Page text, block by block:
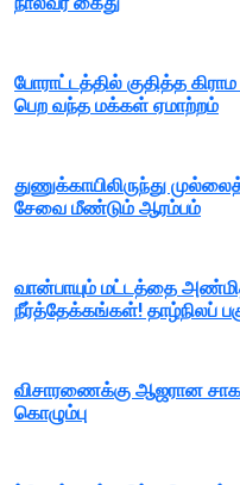
போராட்டத்தில் குதித்த
பெற வந்த மக்கள் ஏமாற்றம்
துணுக்காயிலிருந்து
சேவை மீண்டும் ஆரம்பம்
வான்பாயும் மட்டத்தை
நீர்த்தேக்கங்கள்! தாழ்நிலப்
விசாரணைக்கு ஆஜரான சாகர
கொழும்பு